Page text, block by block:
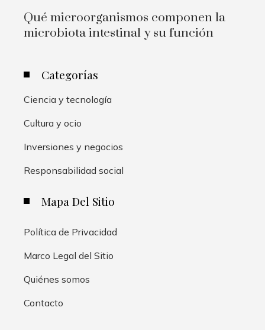
Qué microorganismos componen la
microbiota intestinal y su función
Categorías
Ciencia y tecnología
Cultura y ocio
Inversiones y negocios
Responsabilidad social
Mapa Del Sitio
Política de Privacidad
Marco Legal del Sitio
Quiénes somos
Contacto